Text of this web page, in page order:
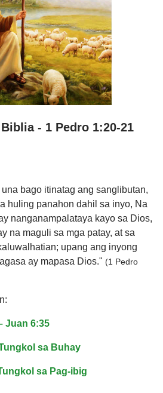
- 1 Pedro 1:20-21
bago itinatag ang sanglibutan,
huling panahon dahil sa inyo, Na
nanganampalataya kayo sa Dios,
na maguli sa mga patay, at sa
upang ang inyong
ay mapasa Dios." (1 Pedro
Juan 6:35
sa Buhay
sa Pag-ibig